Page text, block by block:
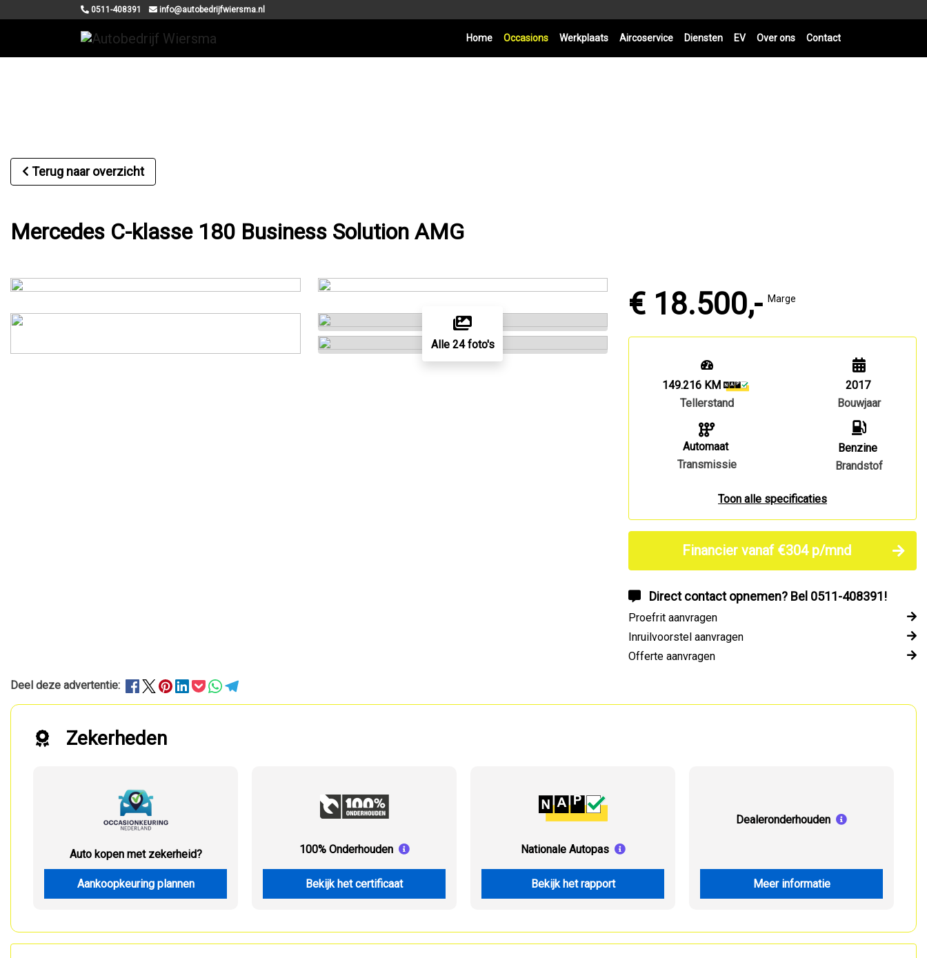
0511-408391 info@autobedrijfwiersma.nl
Home Occasions Werkplaats Aircoservice Diensten EV Over ons Contact
Terug naar overzicht
Mercedes C-klasse 180 Business Solution AMG
Alle 24 foto's
€ 18.500,- Marge
149.216 KM
Tellerstand
Automaat
Transmissie
2017
Bouwjaar
Benzine
Brandstof
Toon alle specificaties
Financier vanaf €304 p/mnd
Direct contact opnemen? Bel 0511-408391!
Proefrit aanvragen
Inruilvoorstel aanvragen
Offerte aanvragen
Deel deze advertentie:
Zekerheden
Auto kopen met zekerheid?
Aankoopkeuring plannen
100% Onderhouden
Bekijk het certificaat
Nationale Autopas
Bekijk het rapport
Dealeronderhouden
Meer informatie